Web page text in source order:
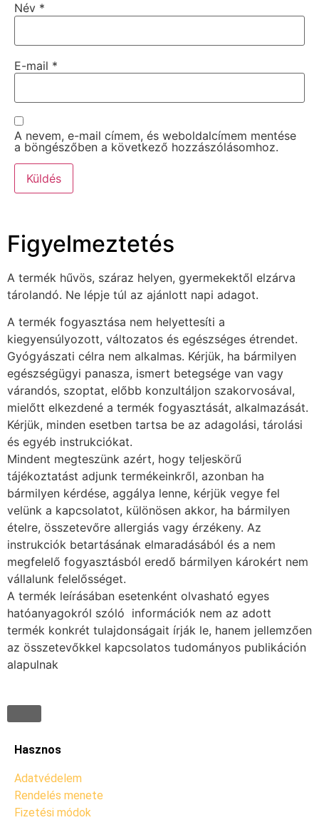
Név *
E-mail *
A nevem, e-mail címem, és weboldalcímem mentése
a böngészőben a következő hozzászólásomhoz.
Figyelmeztetés
A termék hűvös, száraz helyen, gyermekektől elzárva
tárolandó. Ne lépje túl az ajánlott napi adagot.
A termék fogyasztása nem helyettesíti a
kiegyensúlyozott, változatos és egészséges étrendet.
Gyógyászati célra nem alkalmas. Kérjük, ha bármilyen
egészségügyi panasza, ismert betegsége van vagy
várandós, szoptat, előbb konzultáljon szakorvosával,
mielőtt elkezdené a termék fogyasztását, alkalmazását.
Kérjük, minden esetben tartsa be az adagolási, tárolási
és egyéb instrukciókat.
Mindent megteszünk azért, hogy teljeskörű
tájékoztatást adjunk termékeinkről, azonban ha
bármilyen kérdése, aggálya lenne, kérjük vegye fel
velünk a kapcsolatot, különösen akkor, ha bármilyen
ételre, összetevőre allergiás vagy érzékeny. Az
instrukciók betartásának elmaradásából és a nem
megfelelő fogyasztásból eredő bármilyen károkért nem
vállalunk felelősséget.
A termék leírásában esetenként olvasható egyes
hatóanyagokról szóló információk nem az adott
termék konkrét tulajdonságait írják le, hanem jellemzően
az összetevőkkel kapcsolatos tudományos publikáción
alapulnak
Hasznos
Adatvédelem
Rendelés menete
Fizetési módok